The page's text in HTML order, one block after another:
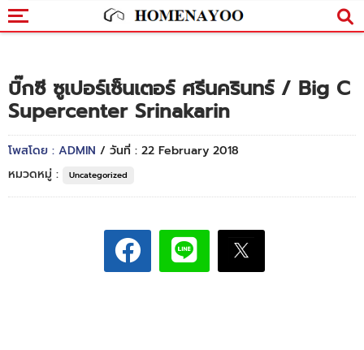
บิ๊กซี ซูเปอร์เซ็นเตอร์ ศรีนครินทร์ / Big C
Supercenter Srinakarin
โพสโดย : ADMIN / วันที่ : 22 February 2018
หมวดหมู่ :
Uncategorized